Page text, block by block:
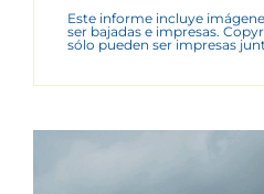
Este informe incluye
ser bajadas e impresas.
sólo pueden ser impresas